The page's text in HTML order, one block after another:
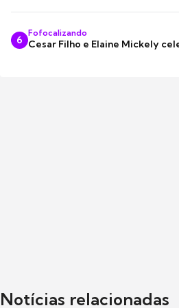
6
Fofocalizando
Cesar Filho e Elaine Mickely
Notícias relacionadas